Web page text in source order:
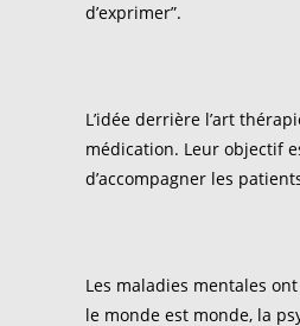
d’exprimer”.
L’idée derrière l’art
médication. Leur objectif
d’accompagner les
Les maladies mentales
le monde est monde, la